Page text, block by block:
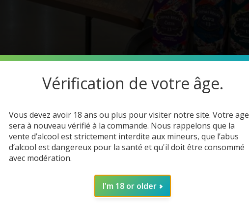
Vérification de votre âge.
Vous devez avoir 18 ans ou plus pour visiter notre site. Votre age
sera à nouveau vérifié à la commande. Nous rappelons que la
vente d’alcool est strictement interdite aux mineurs, que l’abus
d’alcool est dangereux pour la santé et qu'il doit être consommé
avec modération.
I'm 18 or older